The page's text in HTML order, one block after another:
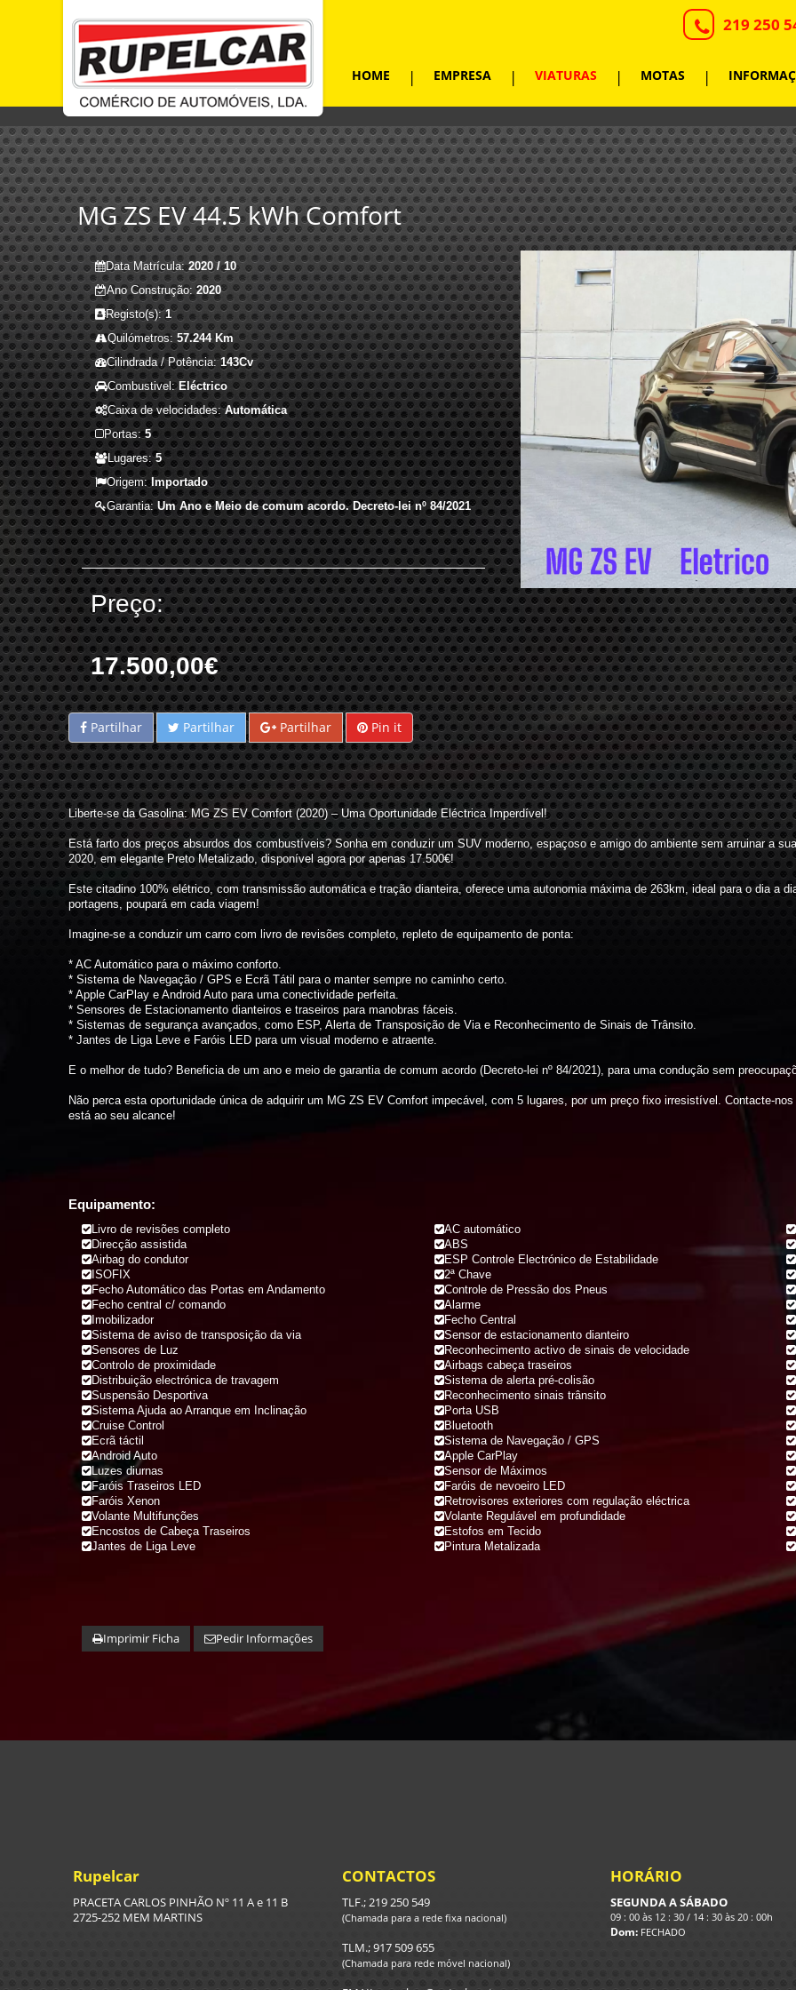
219 250
|
MOTAS
|
VIATURAS
|
EMPRESA
|
HOME
MG ZS EV 44.5 kWh Comfort
Data Matrícula:2020 / 10
Ano Construção:2020
Registo(s):1
Quilómetros:57.244 Km
Cilindrada / Potência:143Cv
Combustivel: Eléctrico
Caixa de velocidades:Automática
Portas:5
Lugares:5
Origem:Importado
Garantia:Um Ano e Meio de comum acordo. Decreto-lei nº 84/2021
Preço:
17.500,00€
Partilhar Partilhar Partilhar Pin it
Liberte-se da Gasolina: MG ZS EV Comfort (2020) – Uma Oportunidade Eléctrica Imperdível!
Está farto dos preços absurdos dos combustíveis? Sonha em conduzir um SUV moderno, espaçoso e amigo do ambiente sem arruinar a
2020, em elegante Preto Metalizado, disponível agora por apenas 17.500€!
Este citadino 100% elétrico, com transmissão automática e tração dianteira, oferece uma autonomia máxima de 263km, ideal para o dia a
portagens, poupará em cada viagem!
Imagine-se a conduzir um carro com livro de revisões completo, repleto de equipamento de ponta:
* AC Automático para o máximo conforto.
* Sistema de Navegação / GPS e Ecrã Tátil para o manter sempre no caminho certo.
* Apple CarPlay e Android Auto para uma conectividade perfeita.
* Sensores de Estacionamento dianteiros e traseiros para manobras fáceis.
* Sistemas de segurança avançados, como ESP, Alerta de Transposição de Via e Reconhecimento de Sinais de Trânsito.
* Jantes de Liga Leve e Faróis LED para um visual moderno e atraente.
E o melhor de tudo? Beneficia de um ano e meio de garantia de comum acordo (Decreto-lei nº 84/2021), para uma condução sem
Não perca esta oportunidade única de adquirir um MG ZS EV Comfort impecável, com 5 lugares, por um preço fixo irresistível. Contacte-
está ao seu alcance!
Equipamento:
Livro de revisões completo
AC automático
Direcção assistida
ABS
Airbag do condutor
ESP Controle Electrónico de Estabilidade
ISOFIX
2ª Chave
Fecho Automático das Portas em Andamento
Controle de Pressão dos Pneus
Fecho central c/ comando
Alarme
Imobilizador
Fecho Central
Sistema de aviso de transposição da via
Sensor de estacionamento dianteiro
Sensores de Luz
Reconhecimento activo de sinais de velocidade
Controlo de proximidade
Airbags cabeça traseiros
Distribuição electrónica de travagem
Sistema de alerta pré-colisão
Suspensão Desportiva
Reconhecimento sinais trânsito
Sistema Ajuda ao Arranque em Inclinação
Porta USB
Cruise Control
Bluetooth
Ecrã táctil
Sistema de Navegação / GPS
Android Auto
Apple CarPlay
Luzes diurnas
Sensor de Máximos
Faróis Traseiros LED
Faróis de nevoeiro LED
Faróis Xenon
Retrovisores exteriores com regulação eléctrica
Volante Multifunções
Volante Regulável em profundidade
Encostos de Cabeça Traseiros
Estofos em Tecido
Jantes de Liga Leve
Pintura Metalizada
Imprimir Ficha Pedir Informações
Rupelcar
PRACETA CARLOS PINHÃO Nº 11 A e 11 B
2725-252 MEM MARTINS
CONTACTOS
TLF.; 219 250 549
(Chamada para a rede fixa nacional)
TLM.; 917 509 655
(Chamada para rede móvel nacional)
HORÁRIO
SEGUNDA A SÁBADO
09 : 00 às 12 : 30 / 14 : 30 às 20 : 00h
Dom: FECHADO